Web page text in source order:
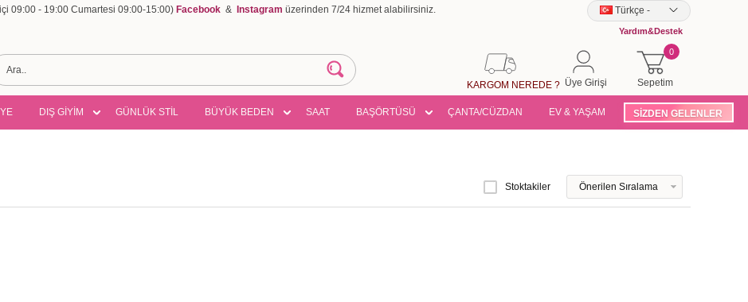
09:00 - 19:00 Cumartesi 09:00-15:00) Facebook & Instagram üzerinden 7/24 hizmet alabilirsiniz. Türkçe -
Yardım&Destek
Sepetim
0
Üye Girişi
KARGOM NEREDE ?
DIŞ GİYİM GÜNLÜK STİL BÜYÜK BEDEN SAAT BAŞÖRTÜSÜ ÇANTA/CÜZDAN EV & YAŞAM SİZDEN GELENLER
Stoktakiler